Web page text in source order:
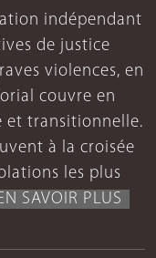
indépendant
de justice
violences, en
couvre en
et transitionnelle.
à la croisée
les plus
SAVOIR PLUS